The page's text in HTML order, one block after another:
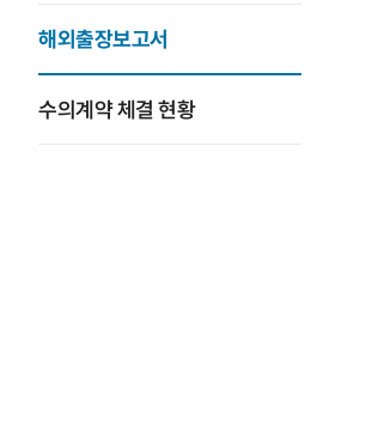
해외출장보고서
수의계약 체결 현황